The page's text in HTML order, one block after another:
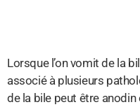
Lorsque l’on vomit de la
associé à plusieurs
de la bile peut être